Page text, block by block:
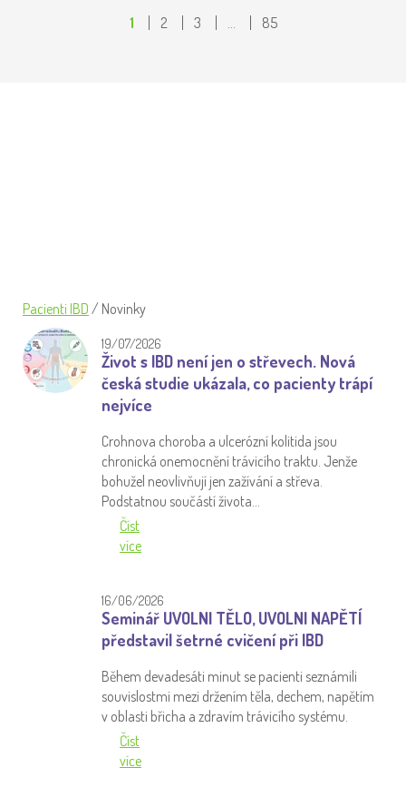
1 2 3 … 85
Pacienti IBD / Novinky
19/07/2026
Život s IBD není jen o střevech. Nová
česká studie ukázala, co pacienty trápí
nejvíce
Crohnova choroba a ulcerózní kolitida jsou
chronická onemocnění trávicího traktu. Jenže
bohužel neovlivňují jen zažívání a střeva.
Podstatnou součástí života…
Číst
více
16/06/2026
Seminář UVOLNI TĚLO, UVOLNI NAPĚTÍ
představil šetrné cvičení při IBD
Během devadesáti minut se pacienti seznámili
souvislostmi mezi držením těla, dechem, napětím
v oblasti břicha a zdravím trávicího systému.
Číst
více